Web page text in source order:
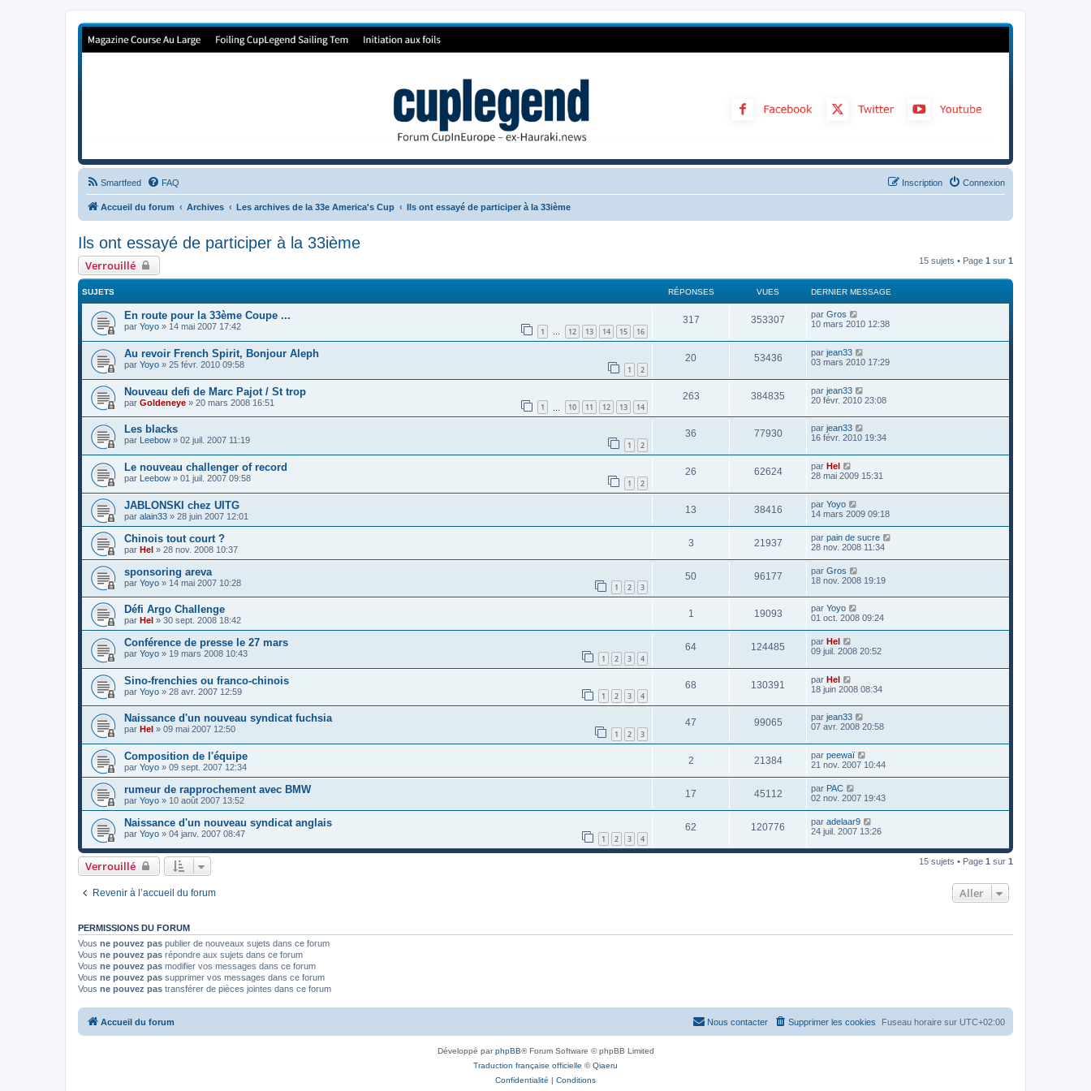
Forum de Cup In Europe
Smartfeed FAQ Connexion
Inscription
Accueil du forum Archives Les archives de la 33e America's Cup Ils ont essayé de participer à la 33ième
Ils ont essayé de participer à la 33ième
Verrouillé 15 sujets • Page 1 sur 1
SUJETS RÉPONSES VUES DERNIER MESSAGE
En route pour la 33ème Coupe ...
par Yoyo » 14 mai 2007 17:42 1 … 12 13 14 15 16
317 353307 par Gros
10 mars 2010 12:38
Au revoir French Spirit, Bonjour Aleph
par Yoyo » 25 févr. 2010 09:58 1 2
20 53436 par jean33
03 mars 2010 17:29
Nouveau defi de Marc Pajot / St trop
par Goldeneye » 20 mars 2008 16:51 1 10 11 12 13 14
263 384835 par jean33
20 févr. 2010 23:08
Les blacks
par Leebow » 02 juil. 2007 11:19 1 2
36 77930 par jean33
16 févr. 2010 19:34
Le nouveau challenger of record
par Leebow » 01 juil. 2007 09:58 1 2
26 62624 par Hel
28 mai 2009 15:31
JABLONSKI chez UITG
par alain33 » 28 juin 2007 12:01
13 38416 par Yoyo
14 mars 2009 09:18
Chinois tout court ?
par Hel » 28 nov. 2008 10:37
3 21937 par pain de sucre
28 nov. 2008 11:34
sponsoring areva
par Yoyo » 14 mai 2007 10:28 1 2 3
50 96177 par Gros
18 nov. 2008 19:19
Défi Argo Challenge
par Hel » 30 sept. 2008 18:42
1 19093 par Yoyo
01 oct. 2008 09:24
Conférence de presse le 27 mars
par Yoyo » 19 mars 2008 10:43 1 2 3 4
64 124485 par Hel
09 juil. 2008 20:52
Sino-frenchies ou franco-chinois
par Yoyo » 28 avr. 2007 12:59 1 2 3 4
68 130391 par Hel
18 juin 2008 08:34
Naissance d'un nouveau syndicat fuchsia
par Hel » 09 mai 2007 12:50 1 2 3
47 99065 par jean33
07 avr. 2008 20:58
Composition de l'équipe
par Yoyo » 09 sept. 2007 12:34
2 21384 par peewaï
21 nov. 2007 10:44
rumeur de rapprochement avec BMW
par Yoyo » 10 août 2007 13:52
17 45112 par PAC
02 nov. 2007 19:43
Naissance d'un nouveau syndicat anglais
par Yoyo » 04 janv. 2007 08:47 1 2 3 4
62 120776 par adelaar9
24 juil. 2007 13:26
Verrouillé 15 sujets • Page 1 sur 1
Revenir à l’accueil du forum Aller
PERMISSIONS DU FORUM
Vous ne pouvez pas publier de nouveaux sujets dans ce forum
Vous ne pouvez pas répondre aux sujets dans ce forum
Vous ne pouvez pas modifier vos messages dans ce forum
Vous ne pouvez pas supprimer vos messages dans ce forum
Vous ne pouvez pas transférer de pièces jointes dans ce forum
Accueil du forum Fuseau horaire sur UTC+02:00
Supprimer les cookies
Nous contacter
Développé parphpBB® Forum Software © phpBB Limited
Traduction française officielle ©Qiaeru
Confidentialité | Conditions